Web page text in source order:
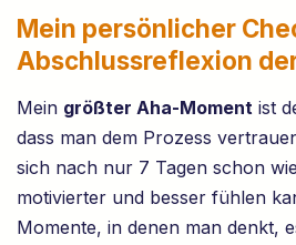
Mein persönlicher
Abschlussreflexion
Mein größter Aha-Moment ist
dass man dem Prozess
sich nach nur 7 Tagen schon
motivierter und besser fühlen
Momente, in denen man denkt,